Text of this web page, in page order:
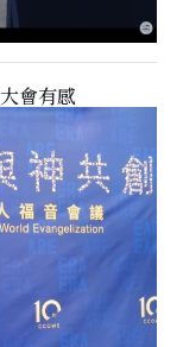
會有感